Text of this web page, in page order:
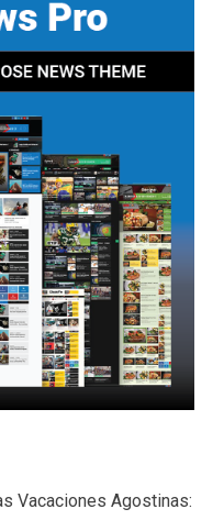
Vacaciones Agostinas: